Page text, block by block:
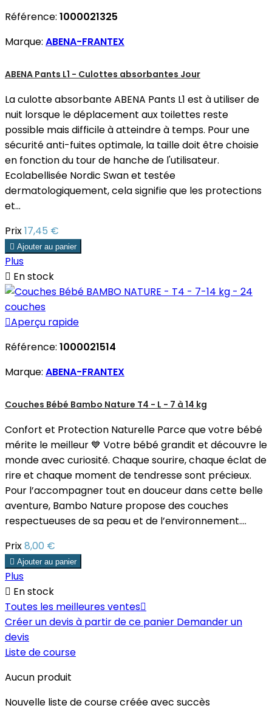
Référence: 1000021325
Marque: ABENA-FRANTEX
ABENA Pants L1 - Culottes absorbantes Jour
La culotte absorbante ABENA Pants L1 est à utiliser de
nuit lorsque le déplacement aux toilettes reste
possible mais difficile à atteindre à temps. Pour une
sécurité anti-fuites optimale, la taille doit être choisie
en fonction du tour de hanche de l'utilisateur.
Ecolabellisée Nordic Swan et testée
dermatologiquement, cela signifie que les protections
et...
Prix17,45 €
 Ajouter au panier
Plus
 En stock
Aperçu rapide
Référence: 1000021514
Marque: ABENA-FRANTEX
Couches Bébé Bambo Nature T4 - L - 7 à 14 kg
Confort et Protection Naturelle Parce que votre bébé
mérite le meilleur 💙 Votre bébé grandit et découvre le
monde avec curiosité. Chaque sourire, chaque éclat de
rire et chaque moment de tendresse sont précieux.
Pour l’accompagner tout en douceur dans cette belle
aventure, Bambo Nature propose des couches
respectueuses de sa peau et de l’environnement....
Prix8,00 €
 Ajouter au panier
Plus
 En stock
Toutes les meilleures ventes
Créer un devis à partir de ce panier Demander un
devis
Liste de course
Aucun produit
Nouvelle liste de course créée avec succès